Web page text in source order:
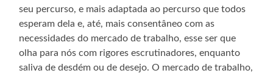
seu percurso, e mais adaptada ao percurso que todos
esperam dela e, até, mais consentâneo com as
necessidades do mercado de trabalho, esse ser que
olha para nós com rigores escrutinadores, enquanto
saliva de desdém ou de desejo. O mercado de trabalho,